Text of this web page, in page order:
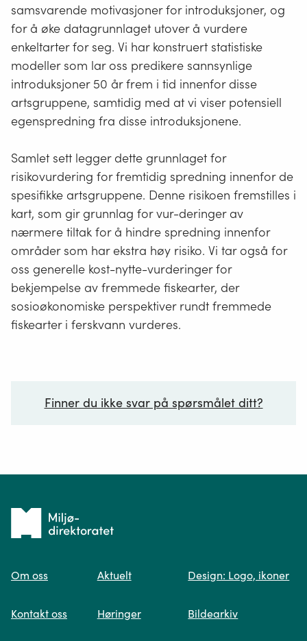
samsvarende motivasjoner for introduksjoner, og
for å øke datagrunnlaget utover å vurdere
enkeltarter for seg. Vi har konstruert statistiske
modeller som lar oss predikere sannsynlige
introduksjoner 50 år frem i tid innenfor disse
artsgruppene, samtidig med at vi viser potensiell
egenspredning fra disse introduksjonene.
Samlet sett legger dette grunnlaget for
risikovurdering for fremtidig spredning innenfor de
spesifikke artsgruppene. Denne risikoen fremstilles i
kart, som gir grunnlag for vur-deringer av
nærmere tiltak for å hindre spredning innenfor
områder som har ekstra høy risiko. Vi tar også for
oss generelle kost-nytte-vurderinger for
bekjempelse av fremmede fiskearter, der
sosioøkonomiske perspektiver rundt fremmede
fiskearter i ferskvann vurderes.
Finner du ikke svar på spørsmålet ditt?
Spør oss
Tilbake
forsiden
Om oss
Kontakt oss
Aktuelt
Høringer
Design: Logo, ikoner
Bildearkiv